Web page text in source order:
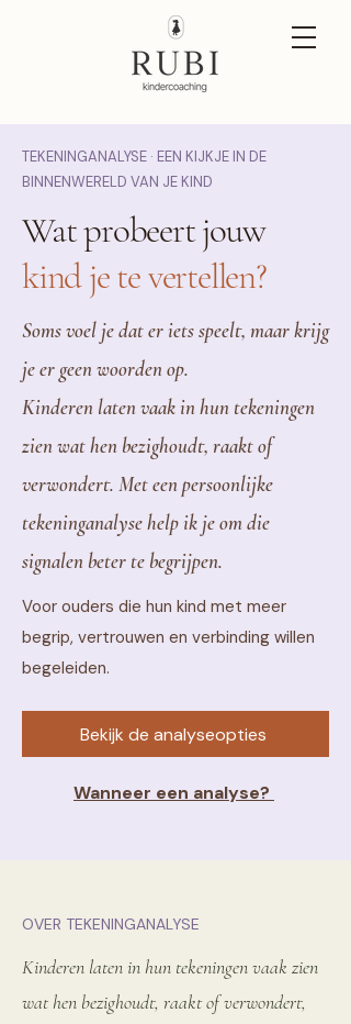
TEKENINGANALYSE · EEN KIJKJE IN DE
BINNENWERELD VAN JE KIND
Wat probeert jouw
kind je te vertellen?
Soms voel je dat er iets speelt, maar krijg
je er geen woorden op.
Kinderen laten vaak in hun tekeningen
zien wat hen bezighoudt, raakt of
verwondert. Met een persoonlijke
tekeninganalyse help ik je om die
signalen beter te begrijpen.
Voor ouders die hun kind met meer
begrip, vertrouwen en verbinding willen
begeleiden.
Bekijk de analyseopties
Wanneer een analyse?
OVER TEKENINGANALYSE
Kinderen laten in hun tekeningen vaak zien
wat hen bezighoudt, raakt of verwondert,